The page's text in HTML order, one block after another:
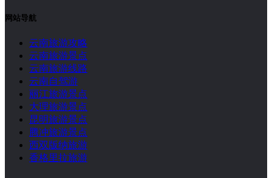
网站导航
云南旅游攻略
云南旅游景点
云南旅游线路
云南自驾游
丽江旅游景点
大理旅游景点
昆明旅游景点
腾冲旅游景点
西双版纳旅游
香格里拉旅游